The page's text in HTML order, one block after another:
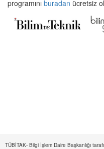
programını buradan ücretsiz
TÜBİTAK- Bilgi İşlem Daire Başkanlığı